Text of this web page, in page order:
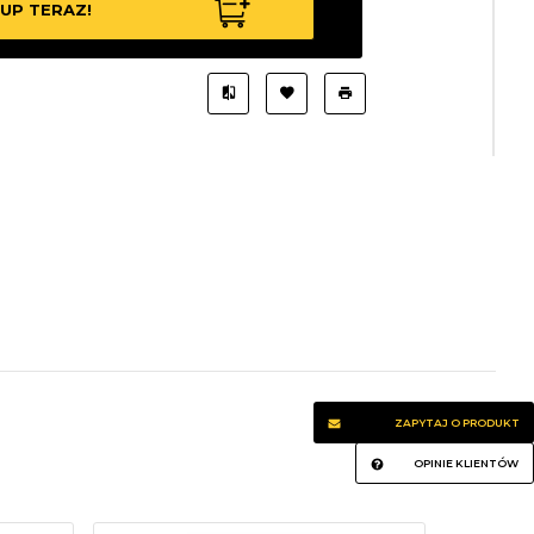
TERAZ!
ZAPYTAJ O PRODUKT
OPINIE KLIENTÓW